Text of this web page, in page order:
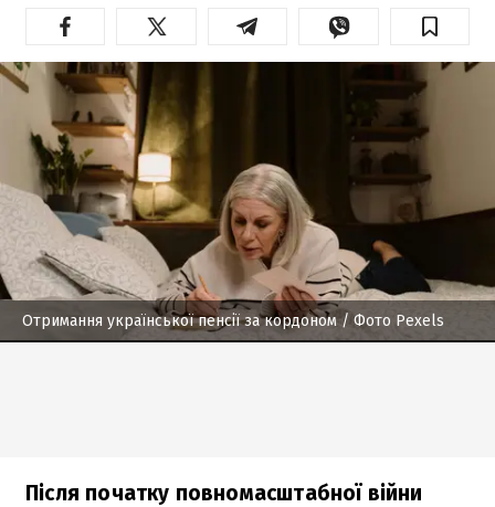
Отримання української пенсії за кордоном/ Фото Pexels
Після початку повномасштабної війни